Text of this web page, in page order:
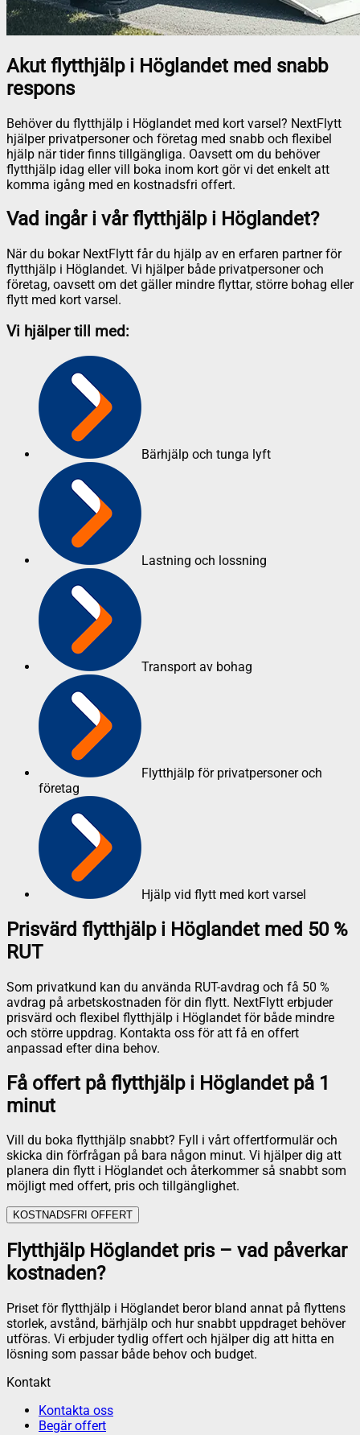
Akut flytthjälp i Höglandet med snabb
respons
Behöver du flytthjälp i Höglandet med kort varsel? NextFlytt
hjälper privatpersoner och företag med snabb och flexibel
hjälp när tider finns tillgängliga. Oavsett om du behöver
flytthjälp idag eller vill boka inom kort gör vi det enkelt att
komma igång med en kostnadsfri offert.
Vad ingår i vår flytthjälp i Höglandet?
När du bokar NextFlytt får du hjälp av en erfaren partner för
flytthjälp i Höglandet. Vi hjälper både privatpersoner och
företag, oavsett om det gäller mindre flyttar, större bohag eller
flytt med kort varsel.
Vi hjälper till med:
Bärhjälp och tunga lyft
Lastning och lossning
Transport av bohag
Flytthjälp för privatpersoner och
företag
Hjälp vid flytt med kort varsel
Prisvärd flytthjälp i Höglandet med 50 %
RUT
Som privatkund kan du använda RUT-avdrag och få 50 %
avdrag på arbetskostnaden för din flytt. NextFlytt erbjuder
prisvärd och flexibel flytthjälp i Höglandet för både mindre
och större uppdrag. Kontakta oss för att få en offert
anpassad efter dina behov.
Få offert på flytthjälp i Höglandet på 1
minut
Vill du boka flytthjälp snabbt? Fyll i vårt offertformulär och
skicka din förfrågan på bara någon minut. Vi hjälper dig att
planera din flytt i Höglandet och återkommer så snabbt som
möjligt med offert, pris och tillgänglighet.
KOSTNADSFRI OFFERT
Flytthjälp Höglandet pris – vad påverkar
kostnaden?
Priset för flytthjälp i Höglandet beror bland annat på flyttens
storlek, avstånd, bärhjälp och hur snabbt uppdraget behöver
utföras. Vi erbjuder tydlig offert och hjälper dig att hitta en
lösning som passar både behov och budget.
Kontakt
Kontakta oss
Begär offert